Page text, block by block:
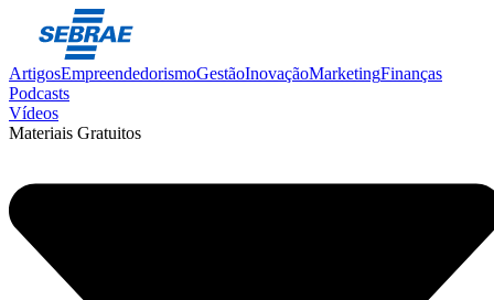
ArtigosEmpreendedorismoGestãoInovaçãoMarketingFinanças
Podcasts
Vídeos
Materiais Gratuitos